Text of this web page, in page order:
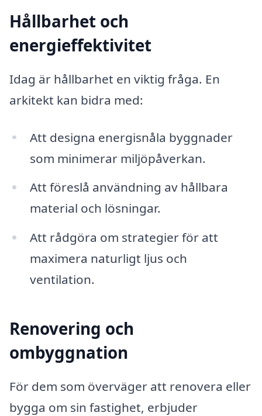
Hållbarhet och
energieffektivitet
Idag är hållbarhet en viktig fråga. En
arkitekt kan bidra med:
Att designa energisnåla byggnader
som minimerar miljöpåverkan.
Att föreslå användning av hållbara
material och lösningar.
Att rådgöra om strategier för att
maximera naturligt ljus och
ventilation.
Renovering och
ombyggnation
För dem som överväger att renovera eller
bygga om sin fastighet, erbjuder